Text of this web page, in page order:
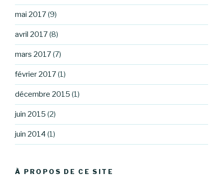
mai 2017(9)
avril 2017(8)
mars 2017(7)
février 2017(1)
décembre 2015 (1)
juin 2015 (2)
juin 2014 (1)
À PROPOS DE CE SITE